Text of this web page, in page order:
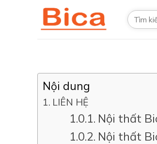
Tìm
kiếm:
Nội dung
LIÊN HỆ
Nội thất
Nội thất